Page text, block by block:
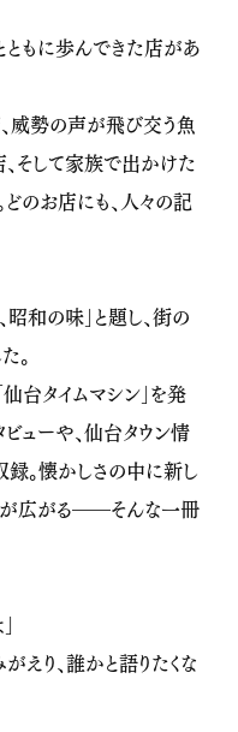
ともに歩んできた店があ
威勢の声が飛び交う魚
そして家族で出かけた
のお店にも、人々の記
和の味」と題し、街の
。
台タイムマシン」を発
ューや、仙台タウン情
。懐かしさの中に新し
が広がる――そんな一冊
えり、誰かと語りたくな